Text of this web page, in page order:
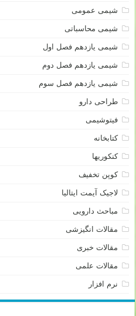
شیمی عمومی
شیمی محاسباتی
شیمی یازدهم فصل اول
شیمی یازدهم فصل دوم
شیمی یازدهم فصل سوم
طراحی دارو
فیتوشیمی
کتابخانه
کنکوریها
کوپن تخفیف
لاجیک آیمت ایتالیا
مباحث دارویی
مقالات انگیزشی
مقالات خبری
مقالات علمی
نرم افزار